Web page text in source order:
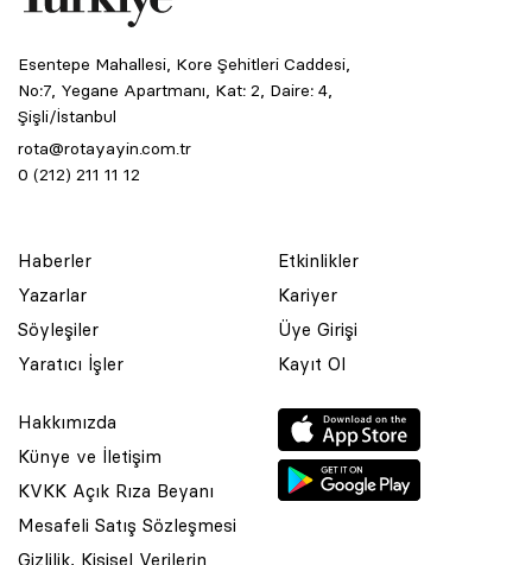
Esentepe Mahallesi, Kore Şehitleri Caddesi,
No:7, Yegane Apartmanı, Kat: 2, Daire: 4,
Şişli/İstanbul
rota@rotayayin.com.tr
0 (212) 211 11 12
Haberler
Yazarlar
Söyleşiler
Yaratıcı İşler
Etkinlikler
Kariyer
Üye Girişi
Kayıt Ol
Hakkımızda
Künye ve İletişim
KVKK Açık Rıza Beyanı
Mesafeli Satış Sözleşmesi
Gizlilik, Kişisel Verilerin